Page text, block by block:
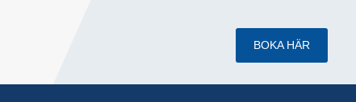
BOKA HÄR